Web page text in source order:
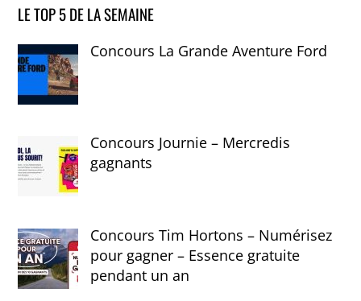
LE TOP 5 DE LA SEMAINE
Concours La Grande Aventure Ford
Concours Journie – Mercredis
gagnants
Concours Tim Hortons – Numérisez
pour gagner – Essence gratuite
pendant un an